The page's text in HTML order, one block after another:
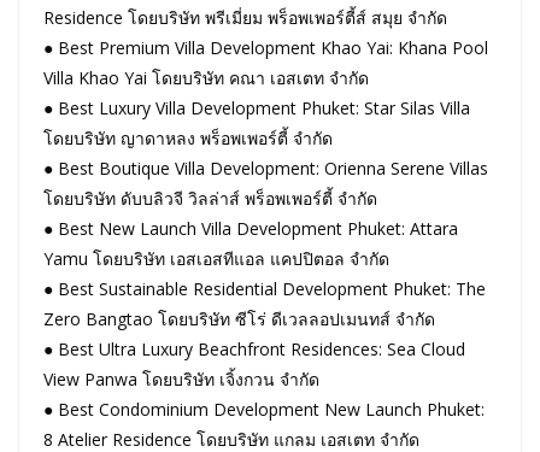
Residence โดยบริษัท พรีเมี่ยม พร็อพเพอร์ตี้ส์ สมุย จำกัด
● Best Premium Villa Development Khao Yai: Khana Pool
Villa Khao Yai โดยบริษัท คณา เอสเตท จำกัด
● Best Luxury Villa Development Phuket: Star Silas Villa
โดยบริษัท ญาดาหลง พร็อพเพอร์ตี้ จำกัด
● Best Boutique Villa Development: Orienna Serene Villas
โดยบริษัท ดับบลิวจี วิลล่าส์ พร็อพเพอร์ตี้ จำกัด
● Best New Launch Villa Development Phuket: Attara
Yamu โดยบริษัท เอสเอสทีแอล แคปปิตอล จำกัด
● Best Sustainable Residential Development Phuket: The
Zero Bangtao โดยบริษัท ซีโร่ ดีเวลลอปเมนทส์ จำกัด
● Best Ultra Luxury Beachfront Residences: Sea Cloud
View Panwa โดยบริษัท เจิ้งกวน จำกัด
● Best Condominium Development New Launch Phuket:
8 Atelier Residence โดยบริษัท แกลม เอสเตท จำกัด